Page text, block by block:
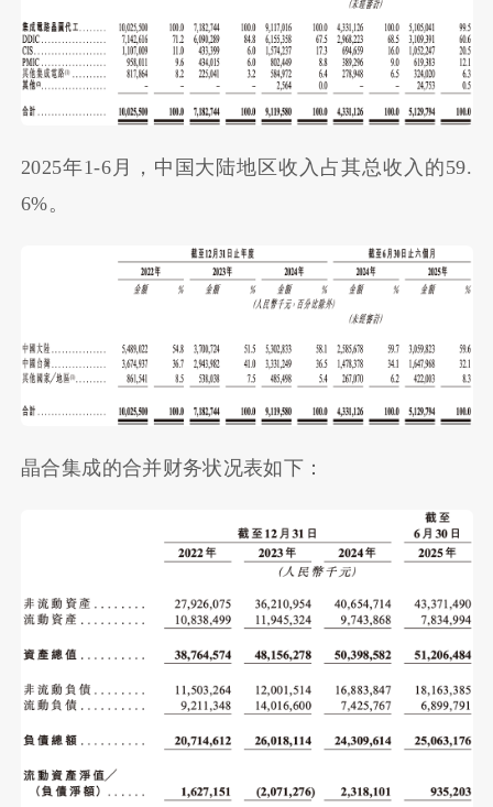
2025年1-6月，中国大陆地区收入占其总收入的59.
6%。
晶合集成的合并财务状况表如下：